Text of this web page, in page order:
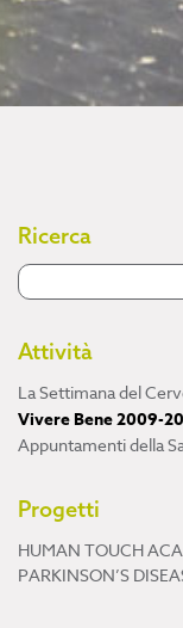
Ricerca
Attività
La Settimana del
Vivere Bene 2009-
Appuntamenti della
Progetti
HUMAN TOUCH
PARKINSON’S